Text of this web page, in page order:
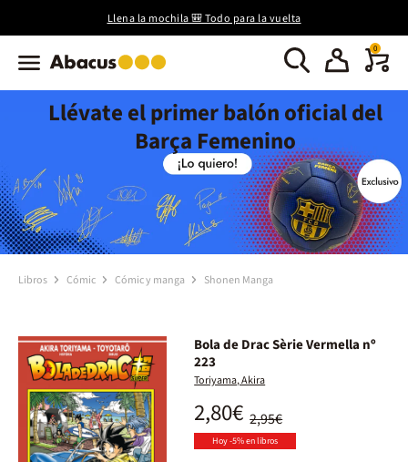
Llena la mochila 🎒 Todo para la vuelta
0
Llévate el primer balón oficial del
Barça Femenino
Libros Cómic Cómic y manga Shonen Manga
Bola de Drac Sèrie Vermella nº
223
Toriyama, Akira
2,95€
2,80€
Hoy -5% en libros